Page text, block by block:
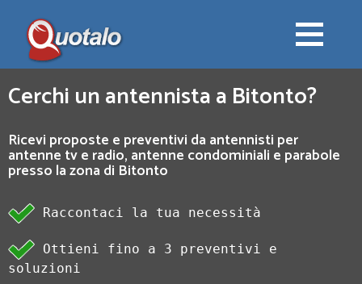
Cerchi un antennista a Bitonto?
Ricevi proposte e preventivi da antennisti per
antenne tv e radio, antenne condominiali e parabole
presso la zona di Bitonto
Raccontaci la tua necessità
Ottieni fino a 3 preventivi e
soluzioni